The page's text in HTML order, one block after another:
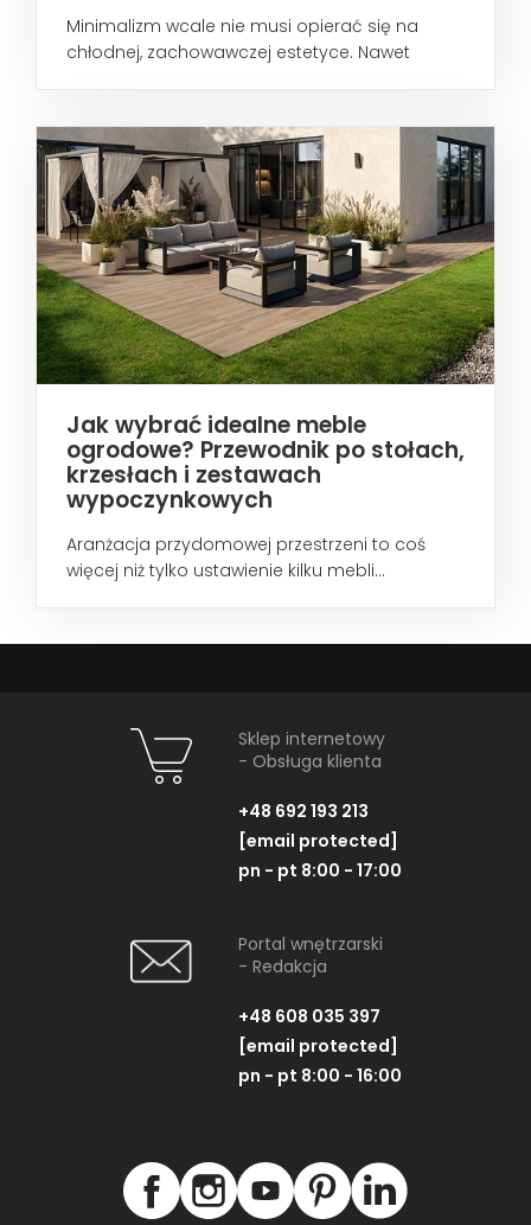
Minimalizm wcale nie musi opierać się na
chłodnej, zachowawczej estetyce. Nawet
Jak wybrać idealne meble
ogrodowe? Przewodnik po stołach,
krzesłach i zestawach
wypoczynkowych
Aranżacja przydomowej przestrzeni to coś
więcej niż tylko ustawienie kilku mebli...
Sklep internetowy
- Obsługa klienta
+48 692 193 213
[email protected]
pn - pt 8:00 - 17:00
Portal wnętrzarski
- Redakcja
+48 608 035 397
[email protected]
pn - pt 8:00 - 16:00